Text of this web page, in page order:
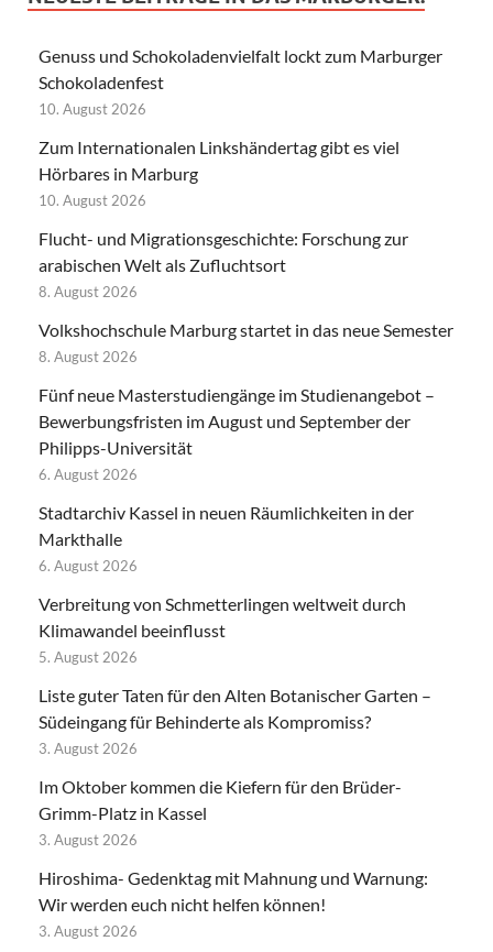
Genuss und Schokoladenvielfalt lockt zum Marburger
Schokoladenfest
10. August 2026
Zum Internationalen Linkshändertag gibt es viel
Hörbares in Marburg
10. August 2026
Flucht- und Migrationsgeschichte: Forschung zur
arabischen Welt als Zufluchtsort
8. August 2026
Volkshochschule Marburg startet in das neue Semester
8. August 2026
Fünf neue Masterstudiengänge im Studienangebot –
Bewerbungsfristen im August und September der
Philipps-Universität
6. August 2026
Stadtarchiv Kassel in neuen Räumlichkeiten in der
Markthalle
6. August 2026
Verbreitung von Schmetterlingen weltweit durch
Klimawandel beeinflusst
5. August 2026
Liste guter Taten für den Alten Botanischer Garten –
Südeingang für Behinderte als Kompromiss?
3. August 2026
Im Oktober kommen die Kiefern für den Brüder-
Grimm-Platz in Kassel
3. August 2026
Hiroshima- Gedenktag mit Mahnung und Warnung:
Wir werden euch nicht helfen können!
3. August 2026